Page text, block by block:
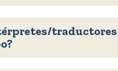
traductores